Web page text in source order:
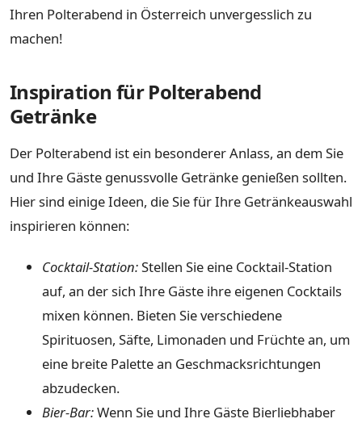
Ihren Polterabend in Österreich unvergesslich zu
machen!
Inspiration für Polterabend
Getränke
Der Polterabend ist ein besonderer Anlass, an dem Sie
und Ihre Gäste genussvolle Getränke genießen sollten.
Hier sind einige Ideen, die Sie für Ihre Getränkeauswahl
inspirieren können:
Cocktail-Station:Stellen Sie eine Cocktail-Station
auf, an der sich Ihre Gäste ihre eigenen Cocktails
mixen können. Bieten Sie verschiedene
Spirituosen, Säfte, Limonaden und Früchte an, um
eine breite Palette an Geschmacksrichtungen
abzudecken.
Bier-Bar:Wenn Sie und Ihre Gäste Bierliebhaber